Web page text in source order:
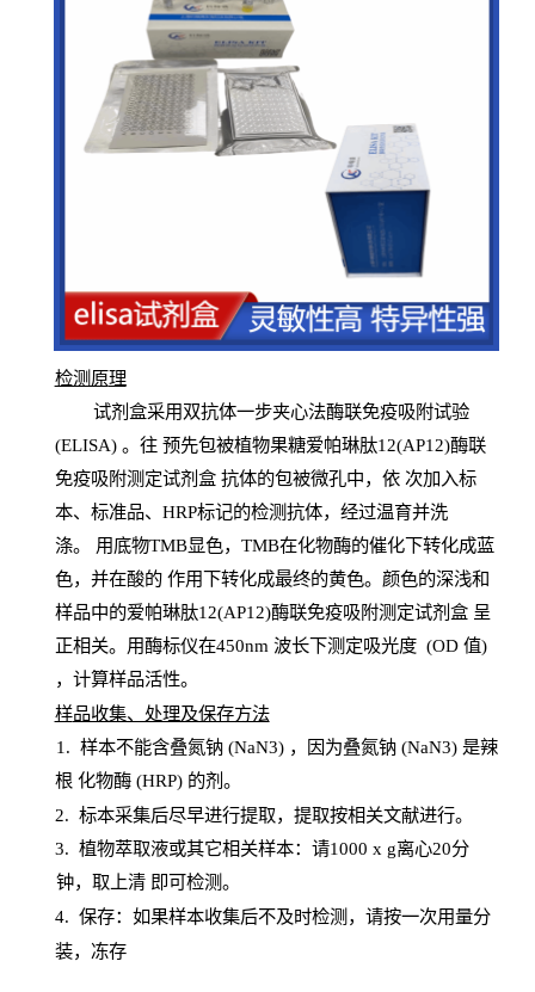
检测原理
试剂盒采用双抗体一步夹心法酶联免疫吸附试验
(ELISA) 。往 预先包被植物果糖爱帕琳肽12(AP12)酶联
免疫吸附测定试剂盒抗体的包被微孔中，依 次加入标
本、标准品、 HRP标记的检测抗体，经过温育并洗
涤。 用底物TMB显色， TMB在化物酶的催化下转化成蓝
色，并在酸的 作用下转化成最终的黄色。颜色的深浅和
样品中的爱帕琳肽12(AP12)酶联免疫吸附测定试剂盒呈
正相关。用酶标仪在450nm 波长下测定吸光度 (OD 值)
，计算样品活性。
样品收集、处理及保存方法
1 . 样本不能含叠氮钠(NaN3) ，因为叠氮钠 (NaN3) 是辣
根 化物酶(HRP) 的剂。
2. 标本采集后尽早进行提取，提取按相关文献进行。
3. 植物萃取液或其它相关样本：请1000 x g离心20分
钟，取上清 即可检测。
4. 保存：如果样本收集后不及时检测，请按一次用量分
装，冻存